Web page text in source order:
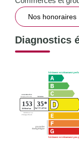
Nos honoraires
Diagnostics